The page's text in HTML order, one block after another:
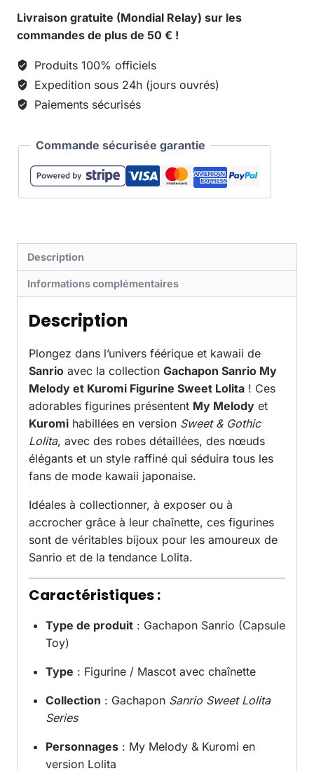
Livraison gratuite (Mondial Relay) sur les
commandes de plus de 50 € !
Produits 100% officiels
Expedition sous 24h (jours ouvrés)
Paiements sécurisés
Commande sécurisée garantie
Description
Informations complémentaires
Description
Plongez dans l’univers féérique et kawaii de
Sanrio avec la collection Gachapon Sanrio My
Melody et Kuromi Figurine Sweet Lolita ! Ces
adorables figurines présentent My Melody et
Kuromi habillées en version Sweet & Gothic
Lolita, avec des robes détaillées, des nœuds
élégants et un style raffiné qui séduira tous les
fans de mode kawaii japonaise.
Idéales à collectionner, à exposer ou à
accrocher grâce à leur chaînette, ces figurines
sont de véritables bijoux pour les amoureux de
Sanrio et de la tendance Lolita.
Caractéristiques :
Type de produit : Gachapon Sanrio (Capsule
Toy)
Type : Figurine / Mascot avec chaînette
Collection : Gachapon Sanrio Sweet Lolita
Series
Personnages : My Melody & Kuromi en
version Lolita